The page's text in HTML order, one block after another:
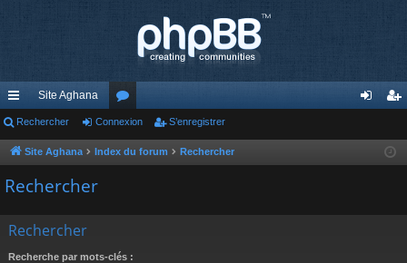
cc
ès
ra
de
Site Aghana
or
u nr
Rechercher Connexion S’enregistrer
Site Aghana Index du forum Rechercher
Rechercher
Rechercher
Recherche par mots-clés :